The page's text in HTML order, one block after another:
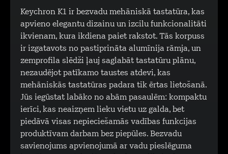
Keychron K1 ir bezvadu mehāniskā tastatūra, kas
apvieno elegantu dizainu un izcilu funkcionalitāti
ikvienam, kura ikdiena paiet rakstot. Tās korpuss
ir izgatavots no pastiprināta alumīnija rāmja, un
zemprofila slēdži ļauj saglabāt tastatūru plānu,
nezaudējot patīkamo taustes atdevi, kas
mehāniskās tastatūras padara tik ērtas lietošanā.
Jūs iegūstat labāko no abām pasaulēm: kompaktu
ierīci, kas neaizņem lieku vietu uz galda, bet
piedāvā visas nepieciešamās vadības funkcijas
produktīvam darbam bez piepūles. Bezvadu
savienojums apvienojumā ar vadu pieslēguma